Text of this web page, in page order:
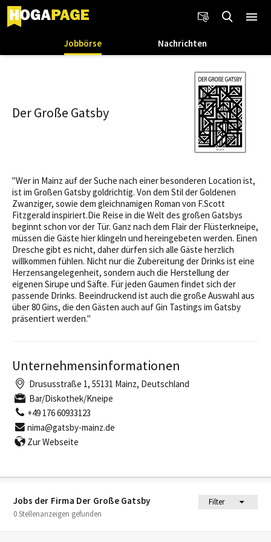
Jobbörse Nachrichten
Jobs der Firma Der Große Gatsby
Filter
0 Stellenanzeigen gefunden
Der Große Gatsby
"Wer in Mainz auf der Suche nach einer besonderen Location ist,
ist im Großen Gatsby goldrichtig. Von dem Stil der Goldenen
Zwanziger, sowie dem gleichnamigen Roman von F.Scott
Fitzgerald inspiriert.Die Reise in die Welt des großen Gatsbys
beginnt schon vor der Tür. Ganz nach dem Flair der Flüsterkneipe,
müssen die Gäste hier klingeln und hereingebeten werden. Einen
Dresche gibt es nicht, daher dürfen sich alle Gäste herzlich
willkommen fühlen. Nicht nur die Zubereitung der Drinks ist eine
Herzensangelegenheit, sondern auch die Herstellung der
eigenen Sirupe und Säfte. Für jeden Gaumen findet sich der
passende Drinks. Beeindruckend ist auch die große Auswahl aus
über 80 Gins, die den Gästen auch auf Gin Tastings im Gatsby
präsentiert werden."
Unternehmensinformationen
Drususstraße 1, 55131 Mainz, Deutschland
Bar/Diskothek/Kneipe
+49 176 60933123
nima@gatsby-mainz.de
Zur Webseite